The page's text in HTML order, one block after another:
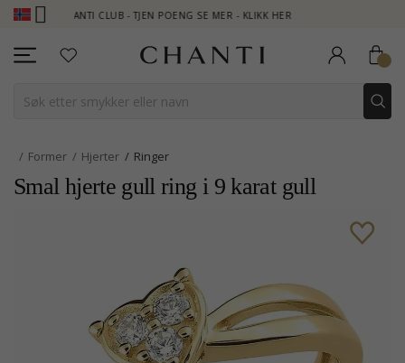
CLUB - TJEN POENG SE MER - KLIKK HER
Former Hjerter Ringer
Smal hjerte gull ring i 9 karat gull